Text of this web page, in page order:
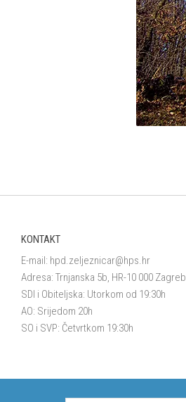
KONTAKT
E-mail: hpd.zeljeznicar@hps.hr
Adresa: Trnjanska 5b, HR-10 000 Zagreb
SDI i Obiteljska: Utorkom od 19:30h
AO: Srijedom 20h
SO i SVP: Četvrtkom 19:30h